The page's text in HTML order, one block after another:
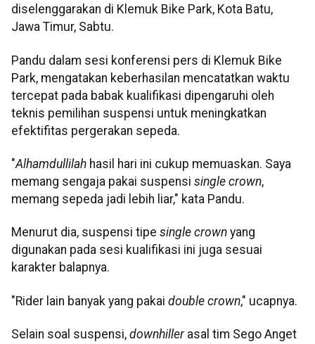
diselenggarakan di Klemuk Bike Park, Kota Batu,
Jawa Timur, Sabtu.
Pandu dalam sesi konferensi pers di Klemuk Bike
Park, mengatakan keberhasilan mencatatkan waktu
tercepat pada babak kualifikasi dipengaruhi oleh
teknis pemilihan suspensi untuk meningkatkan
efektifitas pergerakan sepeda.
"Alhamdullilah hasil hari ini cukup memuaskan. Saya
memang sengaja pakai suspensi single crown,
memang sepeda jadi lebih liar," kata Pandu.
Menurut dia, suspensi tipe single crown yang
digunakan pada sesi kualifikasi ini juga sesuai
karakter balapnya.
"Rider lain banyak yang pakai double crown," ucapnya.
Selain soal suspensi, downhillerasal tim Sego Anget